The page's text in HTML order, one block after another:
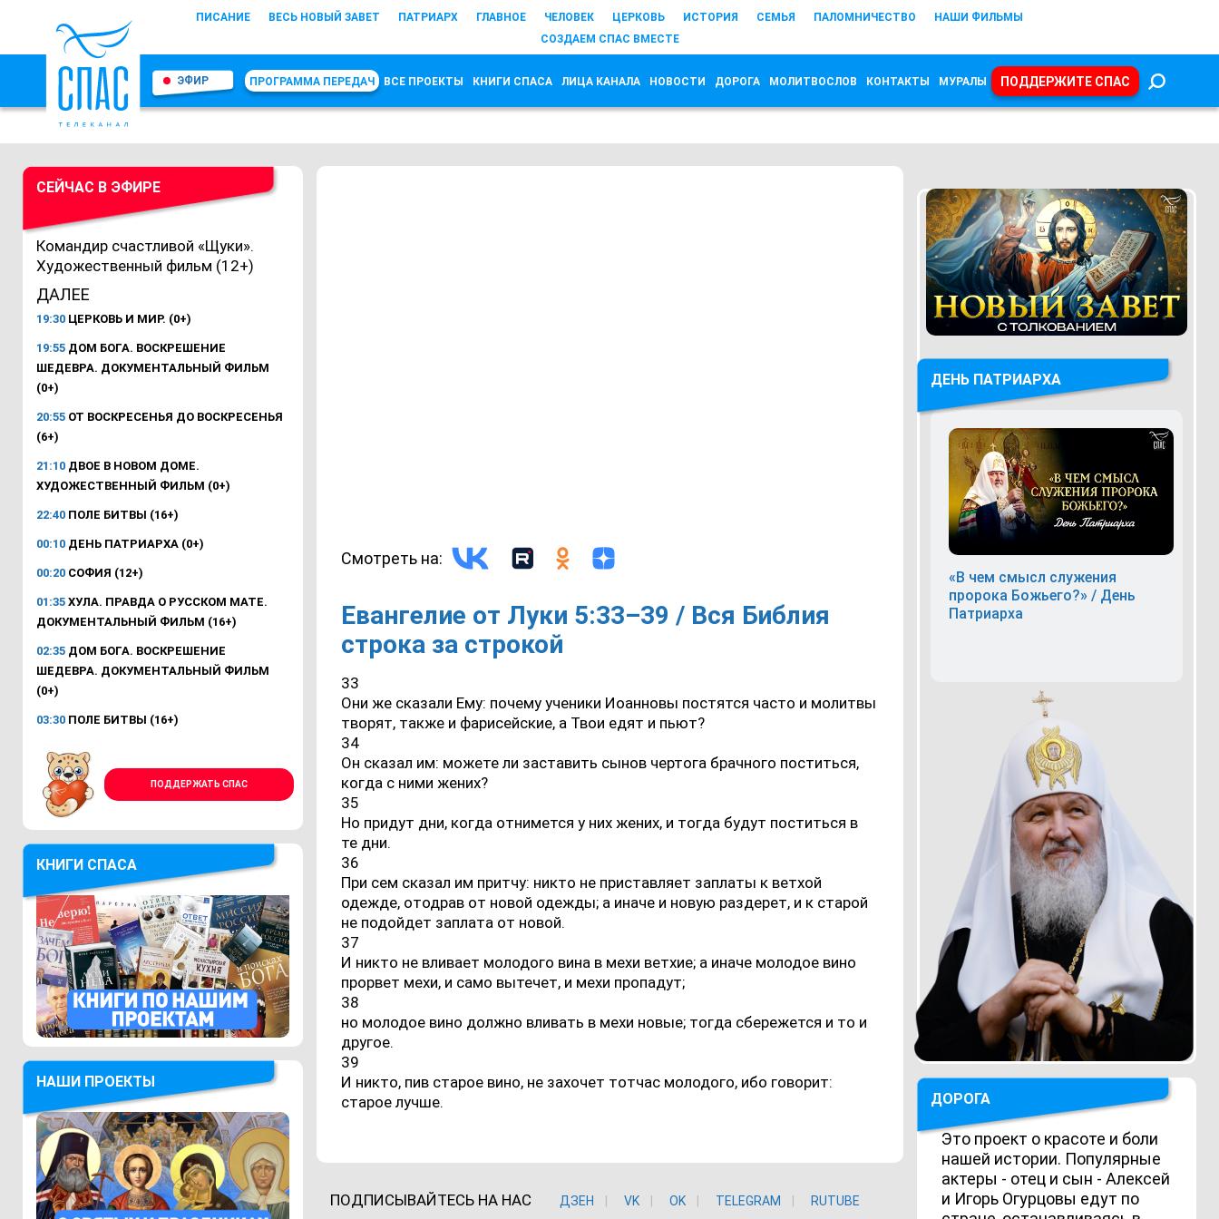
ПИСАНИЕ ВЕСЬ НОВЫЙ ЗАВЕТ ПАТРИАРХ ГЛАВНОЕ ЧЕЛОВЕК ЦЕРКОВЬ ИСТОРИЯ СЕМЬЯ ПАЛОМНИЧЕСТВО
НАШИ ФИЛЬМЫ
СОЗДАЕМ СПАС ВМЕСТЕ
ЭФИР ПРОГРАММА ПЕРЕДАЧ ВСЕ ПРОЕКТЫ КНИГИ СПАСА ЛИЦА КАНАЛА НОВОСТИ ДОРОГА МОЛИТВОСЛОВ КОНТАКТЫ МУРАЛЫ ПОДДЕРЖИТЕ СПАС
СЕЙЧАС В ЭФИРЕ
Командир счастливой «Щуки».
Художественный фильм (12+)
ДАЛЕЕ
19:30 ЦЕРКОВЬ И МИР. (0+)
19:55 ДОМ БОГА. ВОСКРЕШЕНИЕ
ШЕДЕВРА. ДОКУМЕНТАЛЬНЫЙ ФИЛЬМ
(0+)
20:55 ОТ ВОСКРЕСЕНЬЯ ДО ВОСКРЕСЕНЬЯ
(6+)
21:10 ДВОЕ В НОВОМ ДОМЕ.
ХУДОЖЕСТВЕННЫЙ ФИЛЬМ (0+)
22:40 ПОЛЕ БИТВЫ (16+)
00:10 ДЕНЬ ПАТРИАРХА (0+)
00:20 СОФИЯ (12+)
01:35 ХУЛА. ПРАВДА О РУССКОМ МАТЕ.
ДОКУМЕНТАЛЬНЫЙ ФИЛЬМ (16+)
02:35 ДОМ БОГА. ВОСКРЕШЕНИЕ
ШЕДЕВРА. ДОКУМЕНТАЛЬНЫЙ ФИЛЬМ
(0+)
03:30 ПОЛЕ БИТВЫ (16+)
ПОДДЕРЖАТЬ СПАС
КНИГИ СПАСА
НАШИ ПРОЕКТЫ
Смотреть на:
Евангелие от Луки 5:33–39 / Вся Библия
строка за строкой
33
Они же сказали Ему: почему ученики Иоанновы постятся часто и молитвы
творят, также и фарисейские, а Твои едят и пьют?
34
Он сказал им: можете ли заставить сынов чертога брачного поститься,
когда с ними жених?
35
Но придут дни, когда отнимется у них жених, и тогда будут поститься в
те дни.
36
При сем сказал им притчу: никто не приставляет заплаты к ветхой
одежде, отодрав от новой одежды; а иначе и новую раздерет, и к старой
не подойдет заплата от новой.
37
И никто не вливает молодого вина в мехи ветхие; а иначе молодое вино
прорвет мехи, и само вытечет, и мехи пропадут;
38
но молодое вино должно вливать в мехи новые; тогда сбережется и то и
другое.
39
И никто, пив старое вино, не захочет тотчас молодого, ибо говорит:
старое лучше.
ПОДПИСЫВАЙТЕСЬ НА НАС ДЗЕН VK ОK TELEGRAM RUTUBE
ДЕНЬ ПАТРИАРХА
«В чем смысл служения
пророка Божьего?» / День
Патриарха
ДОРОГА
Это проект о красоте и боли
нашей истории. Популярные
актеры - отец и сын - Алексей
и Игорь Огурцовы едут по